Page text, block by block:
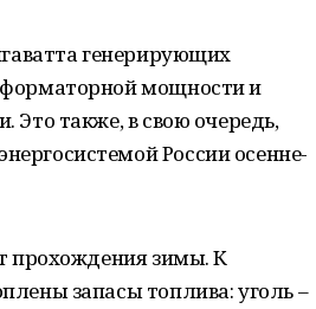
генерирующих
мощности и
Это также, в свою очередь,
России осенне-
прохождения зимы. К
запасы топлива: уголь –